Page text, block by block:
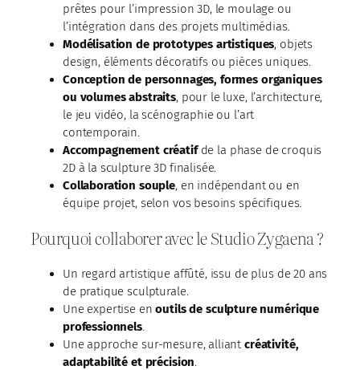
prêtes pour l’impression 3D, le moulage ou
l’intégration dans des projets multimédias.
Modélisation de prototypes artistiques, objets
design, éléments décoratifs ou pièces uniques.
Conception de personnages, formes organiques
ou volumes abstraits, pour le luxe, l’architecture,
le jeu vidéo, la scénographie ou l’art
contemporain.
Accompagnement créatifde la phase de croquis
2D à la sculpture 3D finalisée.
Collaboration souple, en indépendant ou en
équipe projet, selon vos besoins spécifiques.
Pourquoi collaborer avec le Studio Zygaena ?
Un regard artistique affûté, issu de plus de 20 ans
de pratique sculpturale.
Une expertise enoutils de sculpture numérique
professionnels.
Une approche sur-mesure, alliantcréativité,
adaptabilité et précision.